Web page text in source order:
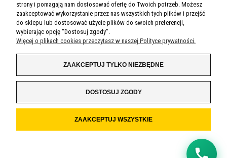
PŁATNOŚCI I DOSTAWA
INFORMACJE
O NAS
strony i pomagają nam dostosować ofertę do Twoich potrzeb. Możesz
zaakceptować wykorzystanie przez nas wszystkich tych plików i przejść
do sklepu lub dostosować użycie plików do swoich preferencji,
wybierając opcję "Dostosuj zgody".
Więcej o plikach cookies przeczytasz w naszej Polityce prywatności.
ZAAKCEPTUJ TYLKO NIEZBĘDNE
DOSTOSUJ ZGODY
ZAAKCEPTUJ WSZYSTKIE
🇵🇱+48
Oddzwoń do mnie
Klikając "Oddzwoń do mnie" wyrażasz zgodę na
kontakt pod podanym numerem.
napisać do nas wiadomość .